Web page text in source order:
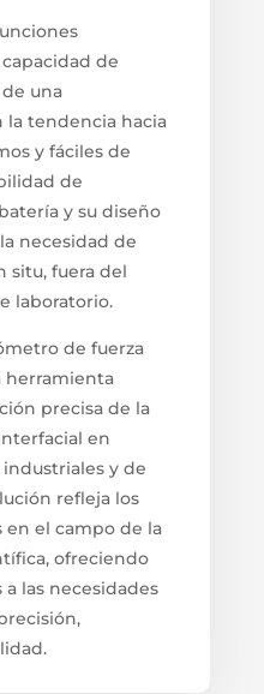
de
una
la tendencia hacia
y fáciles de
de
y su diseño
necesidad de
situ, fuera del
laboratorio.
de fuerza
herramienta
precisa de la
en
y de
refleja los
en el campo de la
ofreciendo
las necesidades